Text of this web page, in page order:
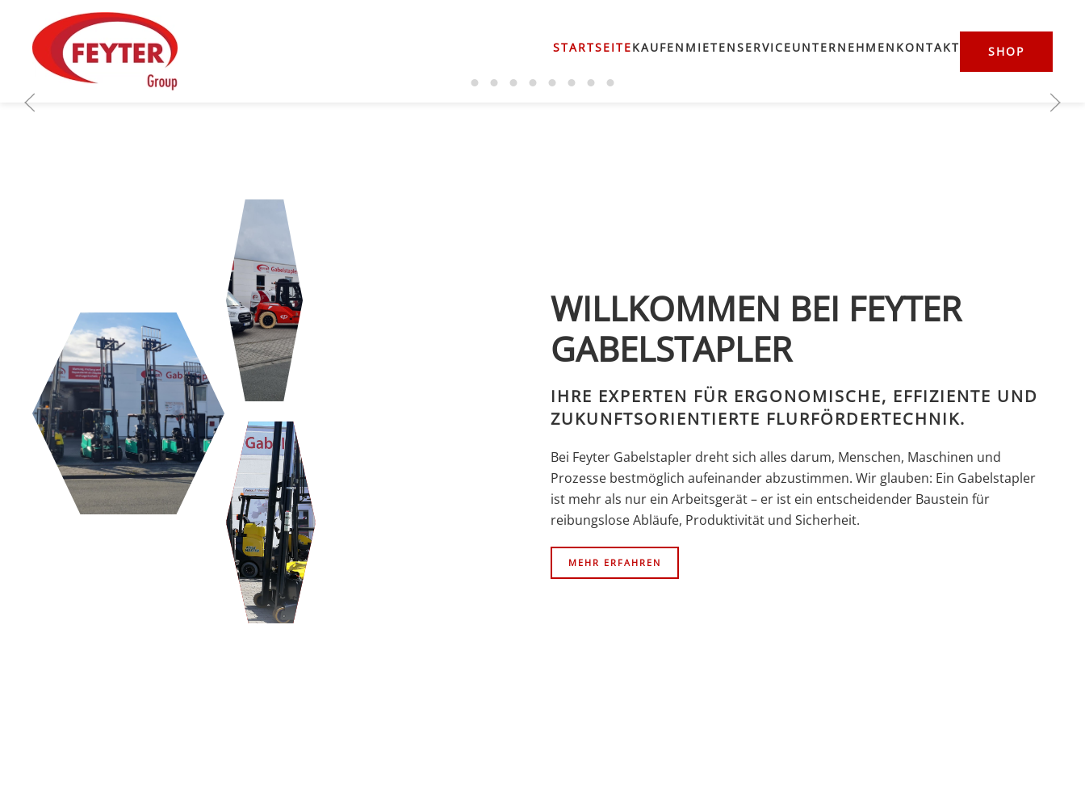
Zum Hauptinhalt springen STARTSEITEKAUFEN MIETENSERVICEUNTERNEHMEN KONTAKT SHOP
LOGISTIK
LEBENSMITTEL/CHEMIE
INDUSTRIE
WILLKOMMEN BEI FEYTER
GABELSTAPLER
IHRE EXPERTEN FÜR ERGONOMISCHE, EFFIZIENTE UND
ZUKUNFTSORIENTIERTE FLURFÖRDERTECHNIK.
Bei Feyter Gabelstapler dreht sich alles darum, Menschen, Maschinen und
Prozesse bestmöglich aufeinander abzustimmen. Wir glauben: Ein Gabelstapler
ist mehr als nur ein Arbeitsgerät – er ist ein entscheidender Baustein für
reibungslose Abläufe, Produktivität und Sicherheit.
MEHR ERFAHREN